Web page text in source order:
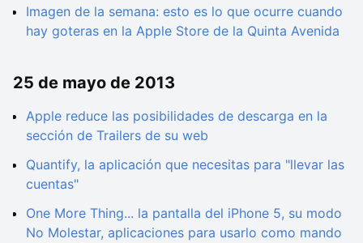
Imagen de la semana: esto es lo que ocurre cuando
hay goteras en la Apple Store de la Quinta Avenida
25 de mayo de 2013
Apple reduce las posibilidades de descarga en la
sección de Trailers de su web
Quantify, la aplicación que necesitas para "llevar las
cuentas"
One More Thing... la pantalla del iPhone 5, su modo
No Molestar, aplicaciones para usarlo como mando